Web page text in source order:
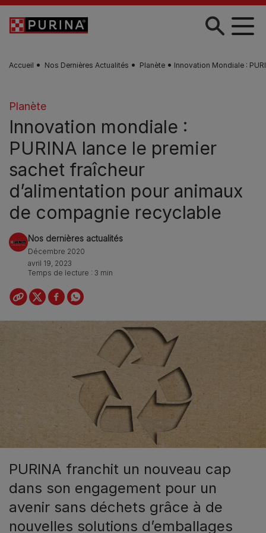
Skip to main content
Accueil Nos Dernières Actualités Planète Innovation Mondiale :
Planète
Innovation mondiale :
PURINA lance le premier
sachet fraîcheur
d’alimentation pour animaux
de compagnie recyclable
Nos dernières actualités
Décembre 2020
avril 19, 2023
Temps de lecture : 3 min
PURINA franchit un nouveau cap
dans son engagement pour un
avenir sans déchets grâce à de
nouvelles solutions d’emballages